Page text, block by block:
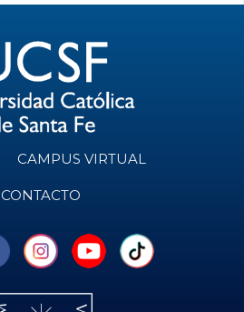
CAMPUS VIRTUAL
CONTACTO